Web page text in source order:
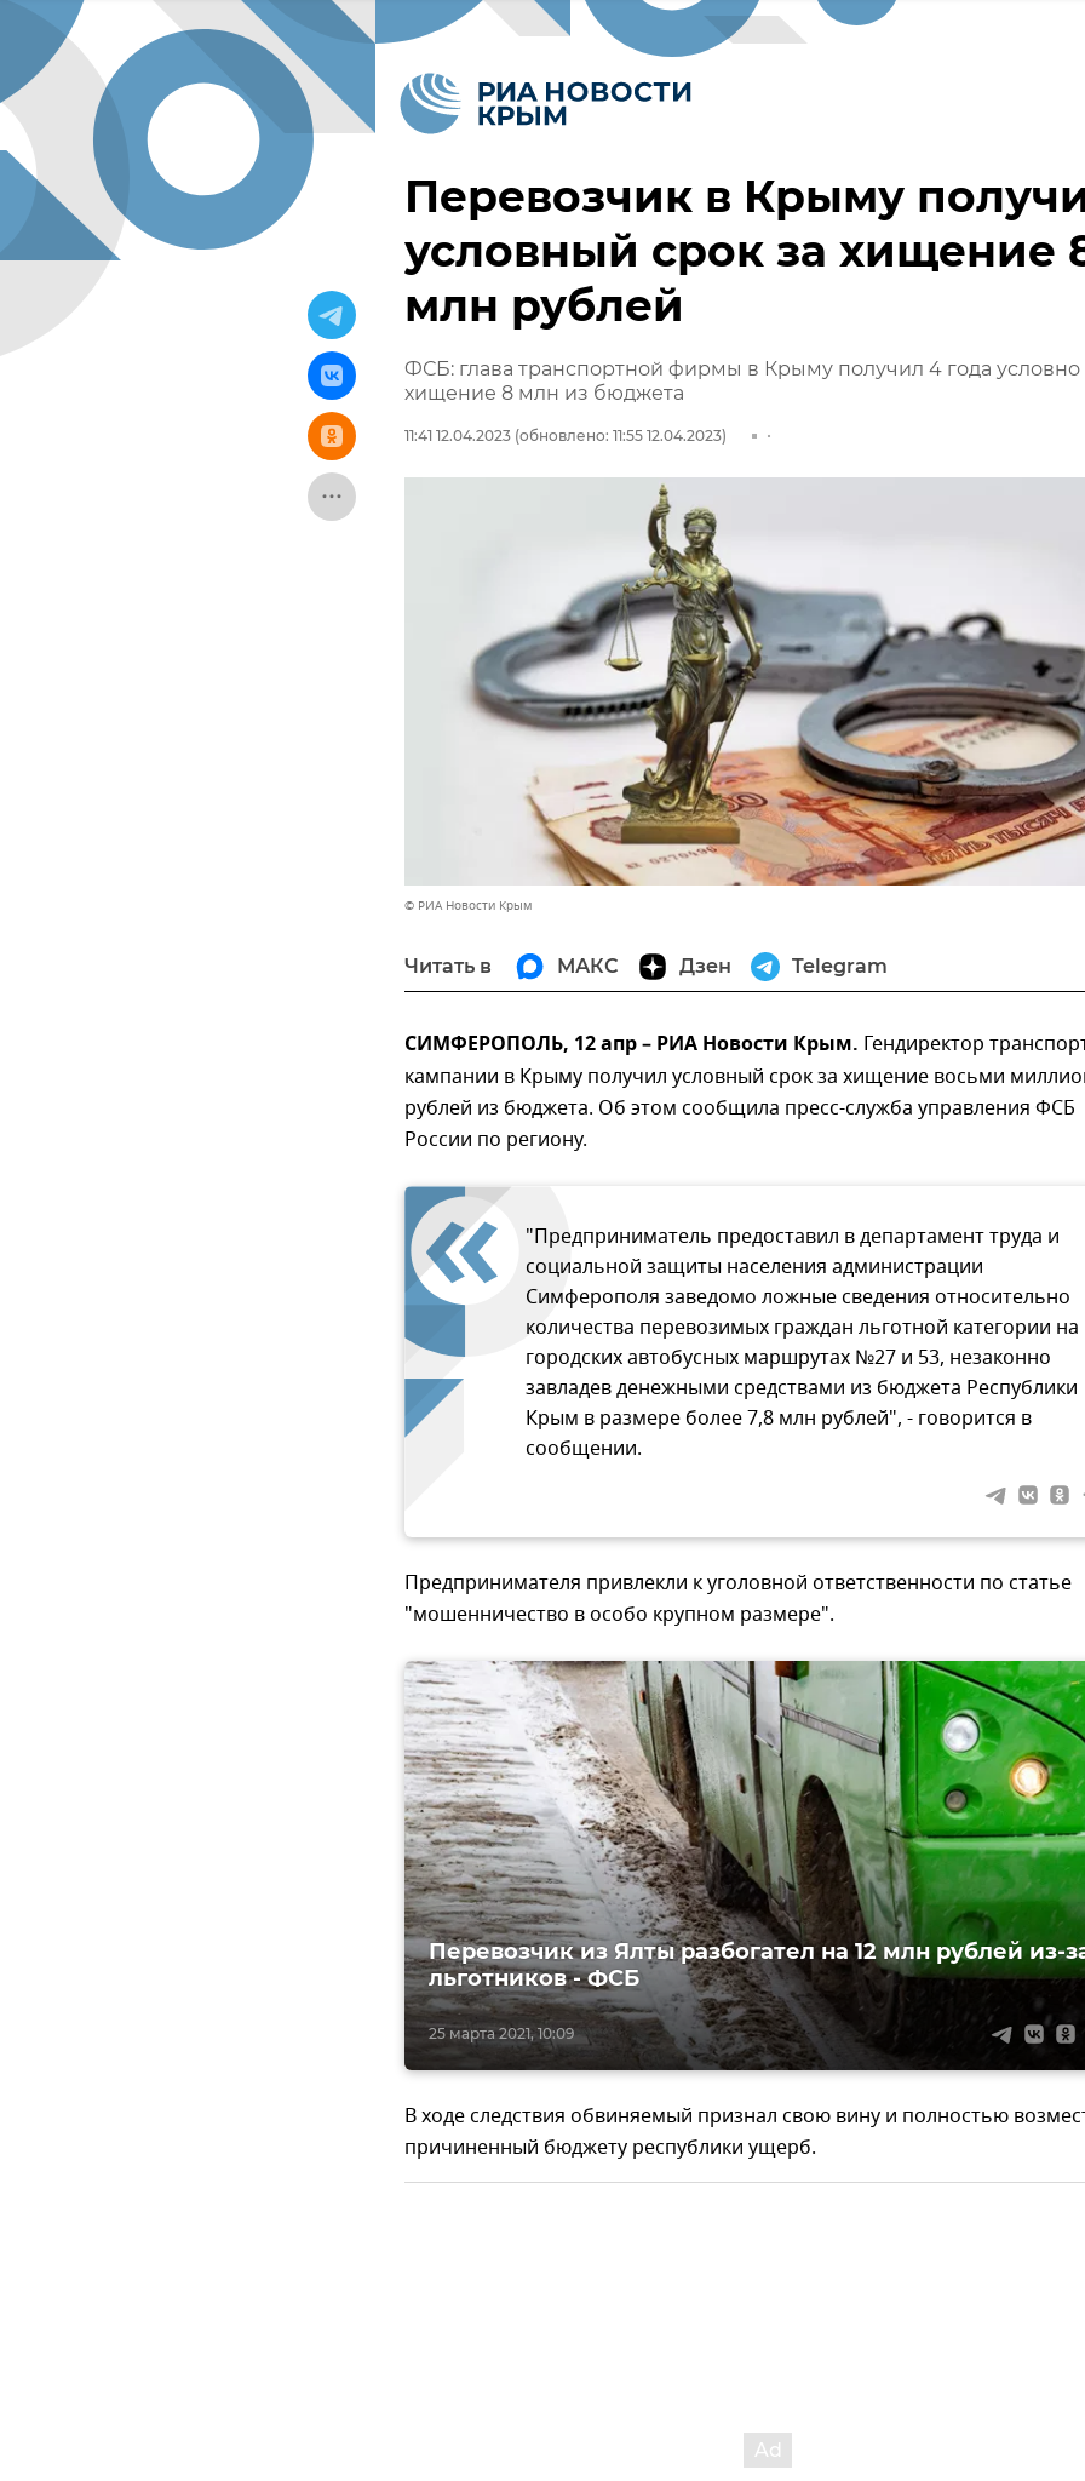
Перевозчик в Крыму
условный срок за хищение
млн рублей
ФСБ: глава транспортной фирмы в Крыму получил 4 года условно
хищение 8 млн из бюджета
11:41 12.04.2023 (обновлено: 11:55 12.04.2023)
© РИА Новости Крым
Читать в МАКС Дзен Telegram
СИМФЕРОПОЛЬ, 12 апр – РИА Новости Крым. Гендиректор
кампании в Крыму получил условный срок за хищение восьми
рублей из бюджета. Об этом сообщила пресс-служба управления ФСБ
России по региону.
"Предприниматель предоставил в департамент труда и
социальной защиты населения администрации
Симферополя заведомо ложные сведения относительно
количества перевозимых граждан льготной категории на
городских автобусных маршрутах №27 и 53, незаконно
завладев денежными средствами из бюджета Республики
Крым в размере более 7,8 млн рублей", - говорится в
сообщении.
Предпринимателя привлекли к уголовной ответственности по статье
"мошенничество в особо крупном размере".
25 марта 2021, 10:09
Перевозчик из Ялты разбогател на 12 млн рублей из-
льготников - ФСБ
В ходе следствия обвиняемый признал свою вину и полностью
причиненный бюджету республики ущерб.